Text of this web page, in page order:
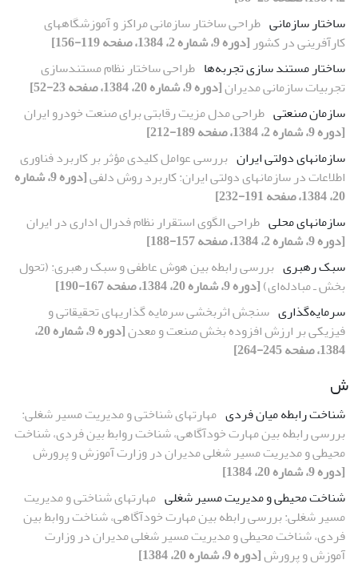
ساختار سازمانی طراحی ساختار سازمانی مراکز و آموزشگاههای
کارآفرینی در کشور [دوره 9، شماره 2، 1384، صفحه 119-156]
ساختار مستند سازی تجربه‌ها طراحی ساختار نظام مستندسازی
تجربیات سازمانی مدیران[دوره 9، شماره 20، 1384، صفحه 23-52]
سازمان صنعتی طراحی مدل مزیت رقابتی برای صنعت خودرو ایران
[دوره 9، شماره 2، 1384، صفحه 189-212]
سازمانهای دولتی ایران بررسی عوامل کلیدی مؤثر بر کاربرد فناوری
اطلاعات در سازمانهای دولتی ایران: کاربرد روش دلفی
[دوره 9، شماره
20، 1384، صفحه 191-232]
سازمانهای محلی طراحی الگوی استقرار نظام فدرال اداری در ایران
[دوره 9، شماره 2، 1384، صفحه 157-188]
سبک رهبری بررسی رابطه بین هوش عاطفی و سبک رهبری: (تحول
بخش‌ ـ مبادله‌ای)[دوره 9، شماره 20، 1384، صفحه 167-190]
سرمایه‌گذاری سنجش اثربخشی سرمایه گذاریهای تحقیقاتی و
فیزیکی بر ارزش افزوده بخش صنعت و معدن
[دوره 9، شماره 20،
1384، صفحه 245-264]
ش
شناخت رابطه میان فردی مهارتهای شناختی و مدیریت مسیر شغلی:
بررسی رابطه بین مهارت خودآگاهی، شناخت روابط بین فردی، شناخت
محیطی و مدیریت مسیر شغلی مدیران در وزارت آموزش و پرورش
[دوره 9، شماره 20، 1384]
شناخت محیطی و مدیریت مسیر شغلی مهارتهای شناختی و مدیریت
مسیر شغلی: بررسی رابطه بین مهارت خودآگاهی، شناخت روابط بین
فردی، شناخت محیطی و مدیریت مسیر شغلی مدیران در وزارت
آموزش و پرورش[دوره 9، شماره 20، 1384]